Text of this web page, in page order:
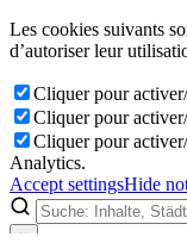
Les cookies suivants
d’autoriser leur
Cliquer pour
Cliquer pour
Cliquer pour
Analytics.
Accept settingsHide
×